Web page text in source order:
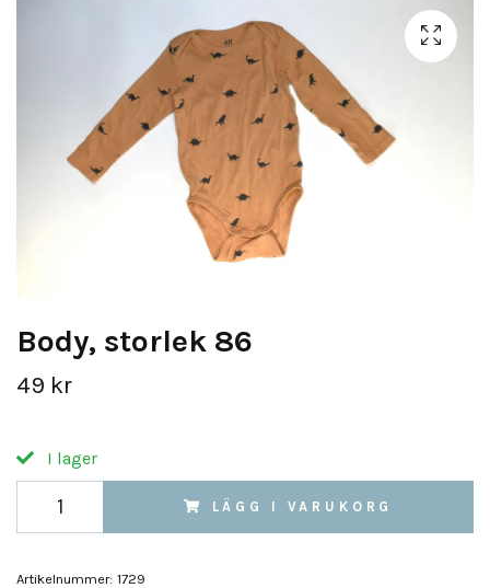
Body, storlek 86
49 kr
I lager
LÄGG I VARUKORG
Artikelnummer: 1729